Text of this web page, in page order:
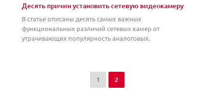
Десять причин установить сетевую видеокамеру
В статье описаны десять самых важных
функциональных различий сетевых камер от
утрачивающих популярность аналоговых.
1 2